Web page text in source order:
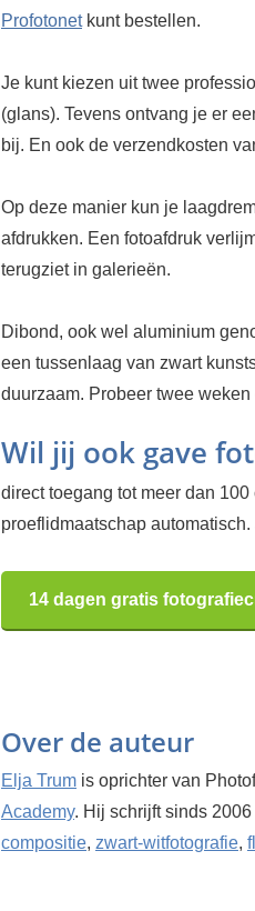
Profotonetkunt bestellen.
Je kunt kiezen uit twee
(glans). Tevens ontvang je er
bij. En ook de verzendkosten
Op deze manier kun je
afdrukken. Een fotoafdruk
terugziet in galerieën.
Dibond, ook wel aluminium
een tussenlaag van zwart
duurzaam.
Wil jij ook gave
Probeer twee
direct toegang tot meer dan
proeflidmaatschap
14 dagen gratis
Over de auteur
Elja Trum is oprichter van
Academy. Hij schrijft sinds
compositie, zwart-witfotografie,